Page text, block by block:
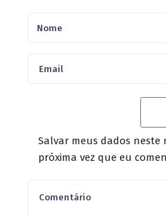
Salvar meus dados neste
próxima vez que eu